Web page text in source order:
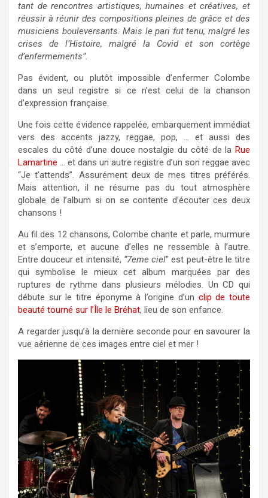
tant de rencontres artistiques, humaines et créatives, et
réussir à réunir des compositions pleines de grâce et des
musiciens bouleversants. Mais le pari fut tenu, malgré les
crises de l’Histoire, malgré la Covid et son cortège
d’enfermements”.
Pas évident, ou plutôt impossible d’enfermer Colombe
dans un seul registre si ce n’est celui de la chanson
d’expression française.
Une fois cette évidence rappelée, embarquement immédiat
vers des accents jazzy, reggae, pop, … et aussi des
escales du côté d’une douce nostalgie du côté de la Rue
Lamartine … et dans un autre registre d’un son reggae avec
“Je t’attends”. Assurément deux de mes titres préférés.
Mais attention, il ne résume pas du tout atmosphère
globale de l’album si on se contente d’écouter ces deux
chansons !
Au fil des 12 chansons, Colombe chante et parle, murmure
et s’emporte, et aucune d’elles ne ressemble à l’autre.
Entre douceur et intensité, “7eme ciel” est peut-être le titre
qui symbolise le mieux cet album marquées par des
ruptures de rythme dans plusieurs mélodies. Un CD qui
débute sur le titre éponyme à l’origine d’un clip de toute
beauté tourné sur l’Île le Bréhat, lieu de son enfance.
A regarder jusqu’à la dernière seconde pour en savourer la
vue aérienne de ces images entre ciel et mer !